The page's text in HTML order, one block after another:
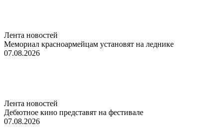
Лента новостей
Мемориал красноармейцам установят на леднике
07.08.2026
Лента новостей
Дебютное кино представят на фестивале
07.08.2026